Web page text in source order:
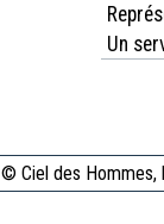
Un
© Ciel des Hommes,